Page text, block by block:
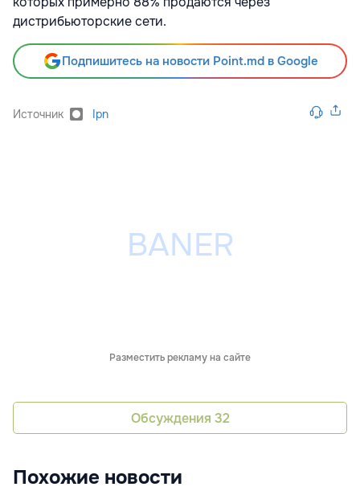
дистрибьюторские сети.
Подпишитесь на новости Point.md в Google
Источник Ipn
Разместить рекламу на сайте
Обсуждения 32
Похожие новости